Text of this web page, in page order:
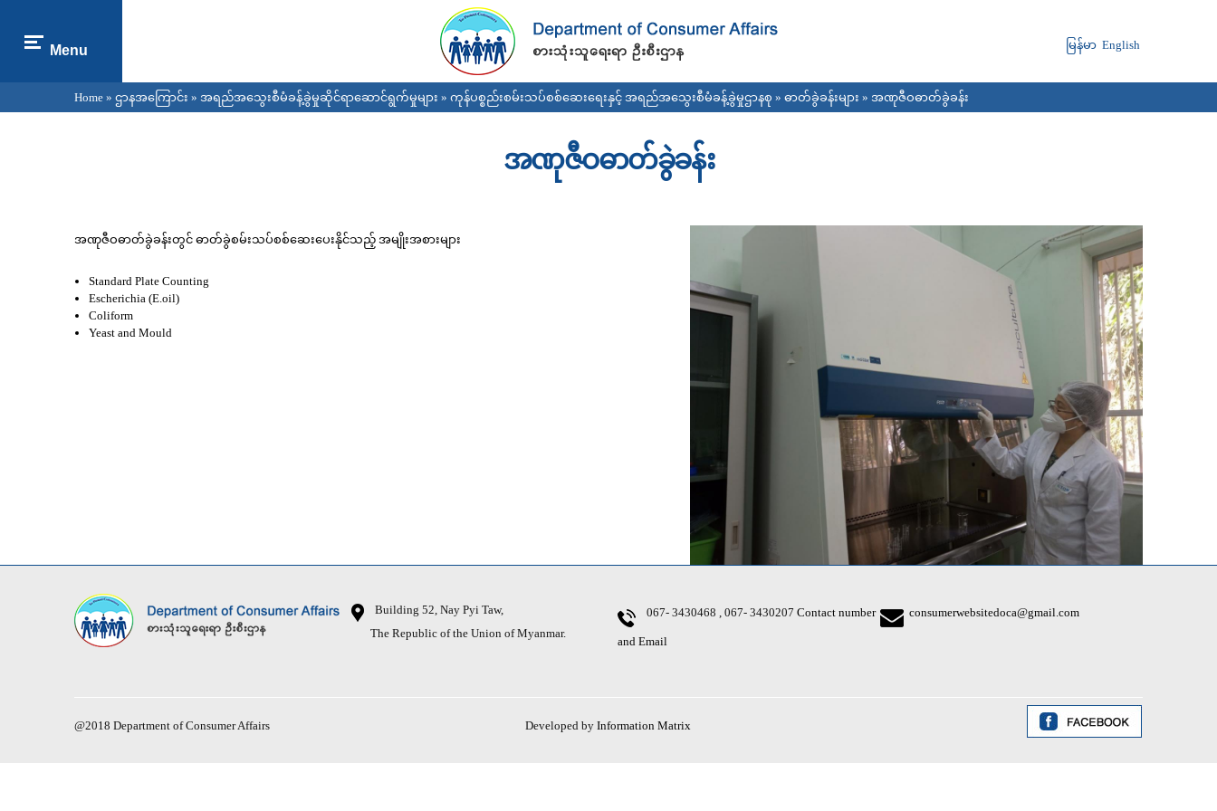
main
content
မြန်မာ English
Menu
You are here
Home » ဌာနအကြောင်း » အရည်အသွေးစီမံခန့်ခွဲမှုဆိုင်ရာဆောင်ရွက်မှုများ » ကုန်ပစ္စည်းစမ်းသပ်စစ်ဆေးရေးနှင့် အရည်အသွေးစီမံခန့်ခွဲမှုဌာနစု » ဓာတ်ခွဲခန်းများ » အဏုဇီဝဓာတ်ခွဲခန်း
အဏုဇီဝဓာတ်ခွဲခန်း
အဏုဇီဝဓာတ်ခွဲခန်းတွင် ဓာတ်ခွဲစမ်းသပ်စစ်‌ဆေးပေးနိုင်သည့် အမျိုးအစားများ
Standard Plate Counting
Escherichia (E.oil)
Coliform
Yeast and Mould
Building 52, Nay Pyi Taw,
The Republic of the Union of Myanmar.
067- 3430468 , 067- 3430207 Contact number
and Email
consumerwebsitedoca@gmail.com
@2018 Department of Consumer Affairs Developed by Information Matrix